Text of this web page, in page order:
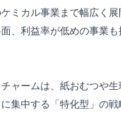
ミカル事業まで幅広く展
、利益率が低めの事業
ャームは、紙おむつや
集中する「特化型」の